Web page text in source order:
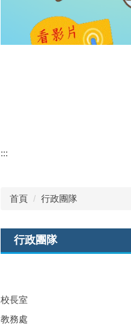
:::
首頁 行政團隊
行政團隊
校長室
教務處